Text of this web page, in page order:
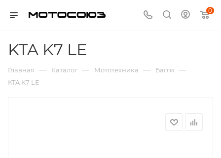
0
KTA K7 LE
Главная — Каталог — Мототехника — Багги —
KTA K7 LE